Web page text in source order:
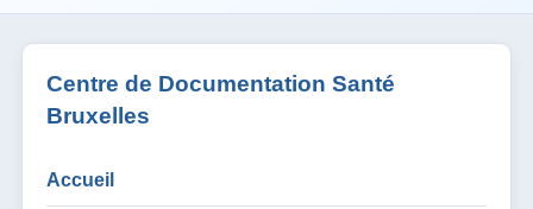
Centre de Documentation Santé
Bruxelles
Accueil